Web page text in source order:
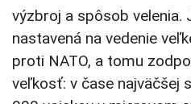
výzbroj a spôsob velenia.
nastavená na vedenie
proti NATO, a tomu
veľkosť: v čase najväčšej